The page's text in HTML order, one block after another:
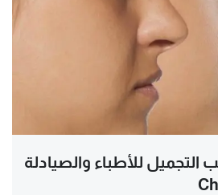
للأطباء والصيادلة